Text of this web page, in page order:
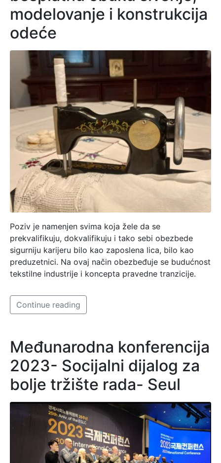
modelovanje i konstrukcija
odeće
Poziv je namenjen svima koja žele da se
prekvalifikuju, dokvalifikuju i tako sebi obezbede
sigurniju karijeru bilo kao zaposlena lica, bilo kao
preduzetnici. Na ovaj način obezbeđuje se budućnost
tekstilne industrije i koncepta pravedne tranzicije.
Continue reading
Međunarodna konferencija
2023- Socijalni dijalog za
bolje tržište rada- Seul